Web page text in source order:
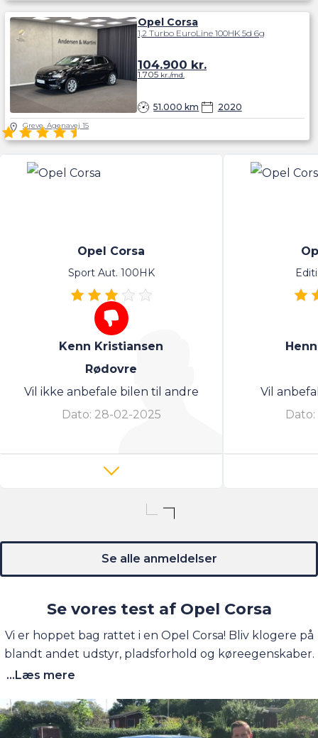
Opel Corsa
1,2 Turbo EuroLine 100HK 5d 6g
51.000 km 2020
104.900 kr.
1.705kr./md.
Greve, Agenavej 15
Anmeldelser af Opel Corsa
4.5
Opel Corsa
Sport Aut. 100HK
Kenn Kristiansen
Rødovre
Vil ikke anbefale bilen til andre
Dato: 28-02-2025
Vil
Dato:
Se alle anmeldelser
Se vores test af Opel Corsa
Vi er hoppet bag rattet i en Opel Corsa! Bliv klogere på
blandt andet udstyr, pladsforhold og køreegenskaber.
...Læs mere